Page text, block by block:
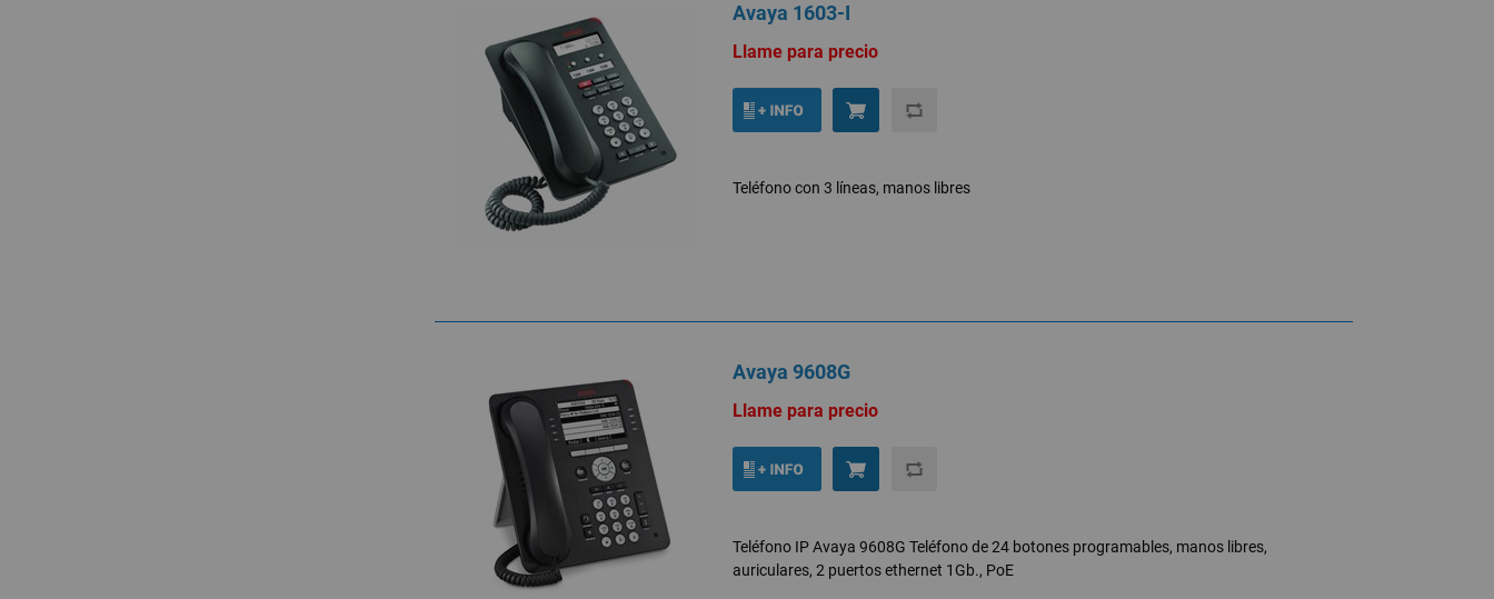
Avaya 1603-I
Llame para precio
Teléfono con 3 líneas, manos libres
Avaya 9608G
Llame para precio
Teléfono IP Avaya 9608G Teléfono de 24 botones programables, manos libres,
auriculares, 2 puertos ethernet 1Gb., PoE